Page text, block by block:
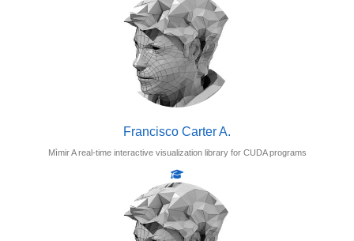
Francisco Carter A.
Mìmir A real-time interactive visualization library for CUDA programs